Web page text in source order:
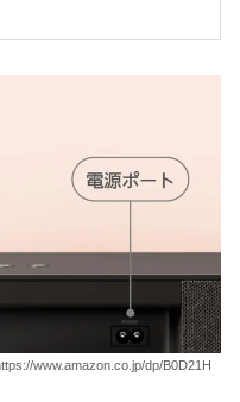
www.amazon.co.jp/dp/B0D21H